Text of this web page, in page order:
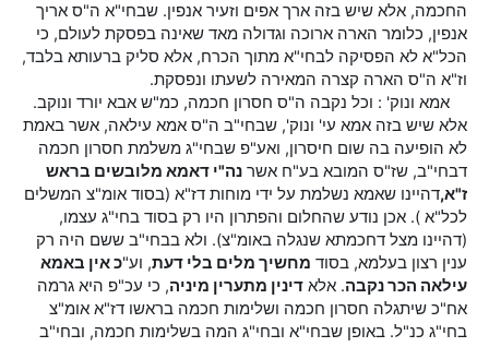
החכמה, אלא שיש בזה ארך אפים וזעיר אנפין. שבחי"א ה"ס אריך
אנפין, כלומר הארה ארוכה וגדולה מאד שאינה בפסקת לעולם, כי
הכל"א לא הפסיקה לבחי"א מתוך הכרח, אלא סליק ברעותא בלבד,
וז"א ה"ס הארה קצרה המאירה לשעתו ונפסקת.
אמא ונוק' : וכל נקבה ה"ס חסרון חכמה, כמ"ש אבא יורד ונוקב.
אלא שיש בזה אמא עי' ונוק', שבחי"ב ה"ס אמא עילאה, אשר באמת
לא הופיעה בה שום חיסרון, ואע"פ שבחי"ג משלמת חסרון חכמה
דבחי"ב, שז"ס המובא בע"ח אשר נה"י דאמא מלובשים בראש
ז"א,דהיינו שאמא נשלמת על ידי מוחות דז"א (בסוד אומ"צ המשלים
לכל"א ). אכן נודע שהחלום והפתרון היו רק בסוד בחי"ג עצמו,
(דהיינו מצל דחכמתא שנגלה באומ"צ). ולא בבחי"ב ששם היה רק
ענין רצון בעלמא, בסוד מחשיך מלים בלי דעת, וע"כ אין באמא
עילאה הכר נקבה. אלא דינין מתערין מיניה, כי עכ"פ היא גרמה
אח"כ שיתגלה חסרון חכמה ושלימות חכמה בראשו דז"א אומ"צ
בחי"ג כנ"ל. באופן שבחי"א ובחי"ג המה בשלימות חכמה, ובחי"ב